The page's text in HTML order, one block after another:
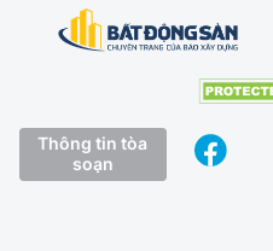
Thông tin tòa
soạn